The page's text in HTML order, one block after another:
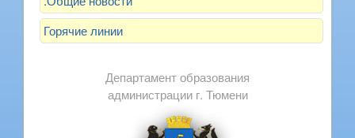
Горячие линии
Департамент образования
администрации г. Тюмени